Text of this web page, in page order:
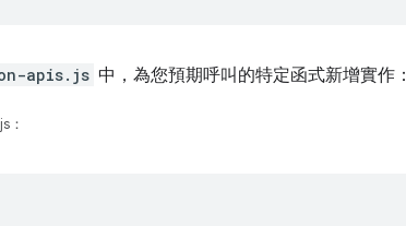
apis.js 中，為您預期呼叫的特定函式新增實作：
：